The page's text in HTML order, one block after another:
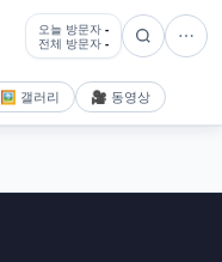
오늘 방문자 -
전체 방문자 -
🖼️ 갤러리 🎥 동영상